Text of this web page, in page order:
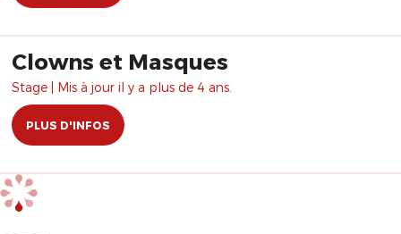
Clowns et Masques
Stage | Mis à jour il y a plus de 4 ans.
PLUS D'INFOS